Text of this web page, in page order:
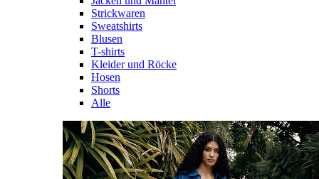
Strickwaren
Sweatshirts
Blusen
T-shirts
Kleider und Röcke
Hosen
Shorts
Alle